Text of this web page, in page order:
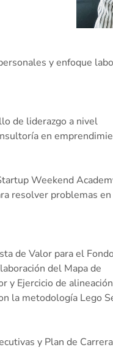
y enfoque
de liderazgo a nivel
en
Weekend
resolver problemas
de Valor para el
del Mapa de
y Ejercicio de
la metodología Lego
y Plan de